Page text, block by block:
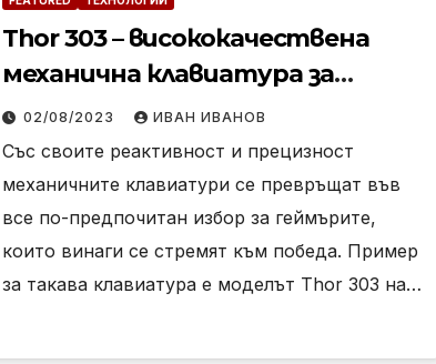
Thor 303 – висококачествена
механична клавиатура за
геймъри (Ревю)
02/08/2023 ИВАН ИВАНОВ
Със своите реактивност и прецизност
механичните клавиатури се превръщат във
все по-предпочитан избор за геймърите,
които винаги се стремят към победа. Пример
за такава клавиатура е моделът Thor 303 на…